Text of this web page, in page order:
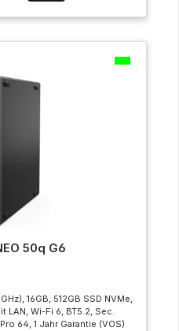
50q G6
16GB, 512GB SSD NVMe,
LAN, Wi-Fi 6, BT5.2, Sec.
64, 1 Jahr Garantie (VOS)